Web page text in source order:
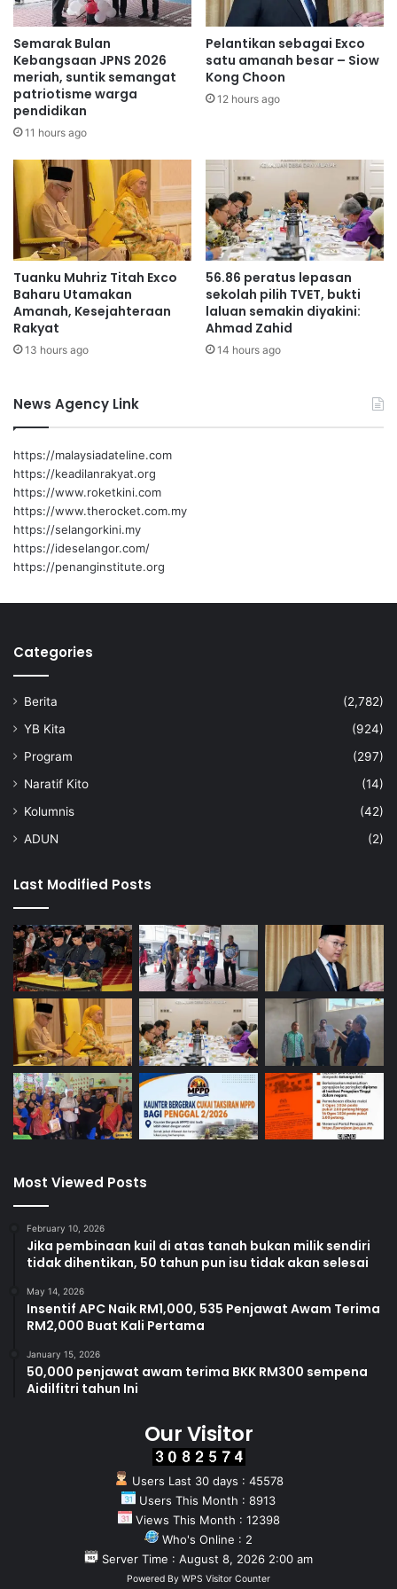
a
u
a
n
'
F
o
d
B
a
n
k
'
T
a
m
p
n
t
u
m
a
s
y
r
a
k
a
k
u
r
a
n
g
m
a
Semarak Bulan
Kebangsaan JPNS 2026
meriah, suntik semangat
patriotisme warga
pendidikan
11 hours ago
Pelantikan sebagai Exco
satu amanah besar – Siow
Kong Choon
12 hours ago
Tuanku Muhriz Titah Exco
Baharu Utamakan
Amanah, Kesejahteraan
Rakyat
13 hours ago
56.86 peratus lepasan
sekolah pilih TVET, bukti
laluan semakin diyakini:
Ahmad Zahid
14 hours ago
News Agency Link
https://malaysiadateline.com
https://keadilanrakyat.org
https://www.roketkini.com
https://www.therocket.com.my
https://selangorkini.my
https://ideselangor.com/
https://penanginstitute.org
Categories
Berita
(2,782)
YB Kita
(924)
Program
(297)
Naratif Kito
(14)
Kolumnis
(42)
ADUN
(2)
Last Modified Posts
Most Viewed Posts
February 10, 2026
Jika pembinaan kuil di atas tanah bukan milik sendiri
tidak dihentikan, 50 tahun pun isu tidak akan selesai
May 14, 2026
Insentif APC Naik RM1,000, 535 Penjawat Awam Terima
RM2,000 Buat Kali Pertama
January 15, 2026
50,000 penjawat awam terima BKK RM300 sempena
Aidilfitri tahun Ini
Our Visitor
Users Last 30 days : 45578
Users This Month : 8913
Views This Month : 12398
Who's Online : 2
Server Time : August 8, 2026 2:00 am
Powered By WPS Visitor Counter